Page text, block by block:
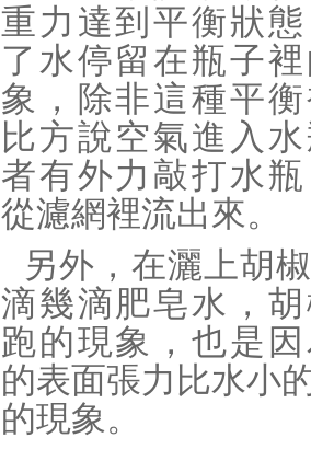
重力達到平衡狀
了水停留在瓶子
象，除非這種平
比方說空氣進入
者有外力敲打水
從濾網裡流出來。
另外，在灑上胡
滴幾滴肥皂水，
跑的現象，也是
的表面張力比水小
的現象。